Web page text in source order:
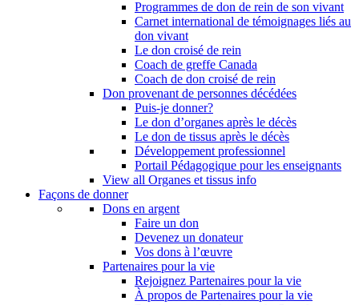
Programmes de don de rein de son vivant
Carnet international de témoignages liés au
don vivant
Le don croisé de rein
Coach de greffe Canada
Coach de don croisé de rein
Don provenant de personnes décédées
Puis-je donner?
Le don d’organes après le décès
Le don de tissus après le décès
Développement professionnel
Portail Pédagogique pour les enseignants
View all Organes et tissus info
Façons de donner
Dons en argent
Faire un don
Devenez un donateur
Vos dons à l’œuvre
Partenaires pour la vie
Rejoignez Partenaires pour la vie
À propos de Partenaires pour la vie